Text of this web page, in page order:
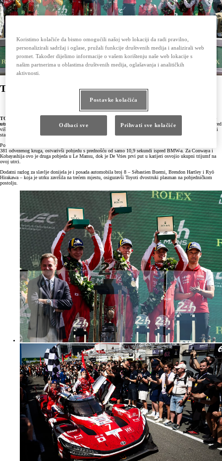
TOYOTA RACING osvojio legendarni Le Mans
TOYOTA RACING vratila se na vrh najprestižnije utrke izdržljivosti na svijetu, osvojivši 94. izdanje
utrke 24 sata Le Mansa i upisavši šestu pobjedu u svojoj historiji na legendarnoj francuskoj stazi.
Pred
više od 350.000 gledalaca, Toyota je demonstrirala vrhunsku strategiju, izdržljivost i timski duh, potvrđujući
status jednog od najuspješnijih proizvođača u FIA Svjetskom prvenstvu izdržljivosti (WEC).
Posada automobila broj 7, koju su činili Mike Conway, Kamui Kobayashi i Nyck de Vries, slavila je nakon
381 odvezenog kruga, ostvarivši pobjedu s prednošću od samo 10,9 sekundi ispred BMW-a. Za Conwaya i
Kobayashija ovo je druga pobjeda u Le Mansu, dok je De Vries prvi put u karijeri osvojio ukupni trijumf na
ovoj utrci.
Dodatni razlog za slavlje donijela je i posada automobila broj 8 – Sébastien Buemi, Brendon Hartley i Ryō
Hirakawa – koja je utrku završila na trećem mjestu, osiguravši Toyoti dvostruki plasman na pobjedničkom
postolju.
Koristimo kolačiće da bismo omogućili našoj web lokaciji da radi pravilno,
personalizirali sadržaj i oglase, pružali funkcije društvenih medija i analizirali web
promet. Također dijelimo informacije o vašem korištenju naše web lokacije s
našim partnerima u oblastima društvenih medija, oglašavanja i analitičkih
aktivnosti.
Postavke kolačića
Odbaci sve Prihvati sve kolačiće